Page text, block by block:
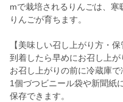
mで栽培されるりんごは、
りんごが育ちます。
【美味しい召し上がり方・保
到着したら早めにお召し上が
お召し上がりの前に冷蔵庫で
1個づつビニール袋や新聞紙
保存できます。